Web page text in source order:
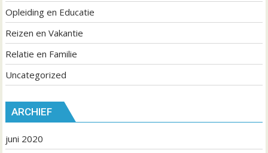
Opleiding en Educatie
Reizen en Vakantie
Relatie en Familie
Uncategorized
ARCHIEF
juni 2020